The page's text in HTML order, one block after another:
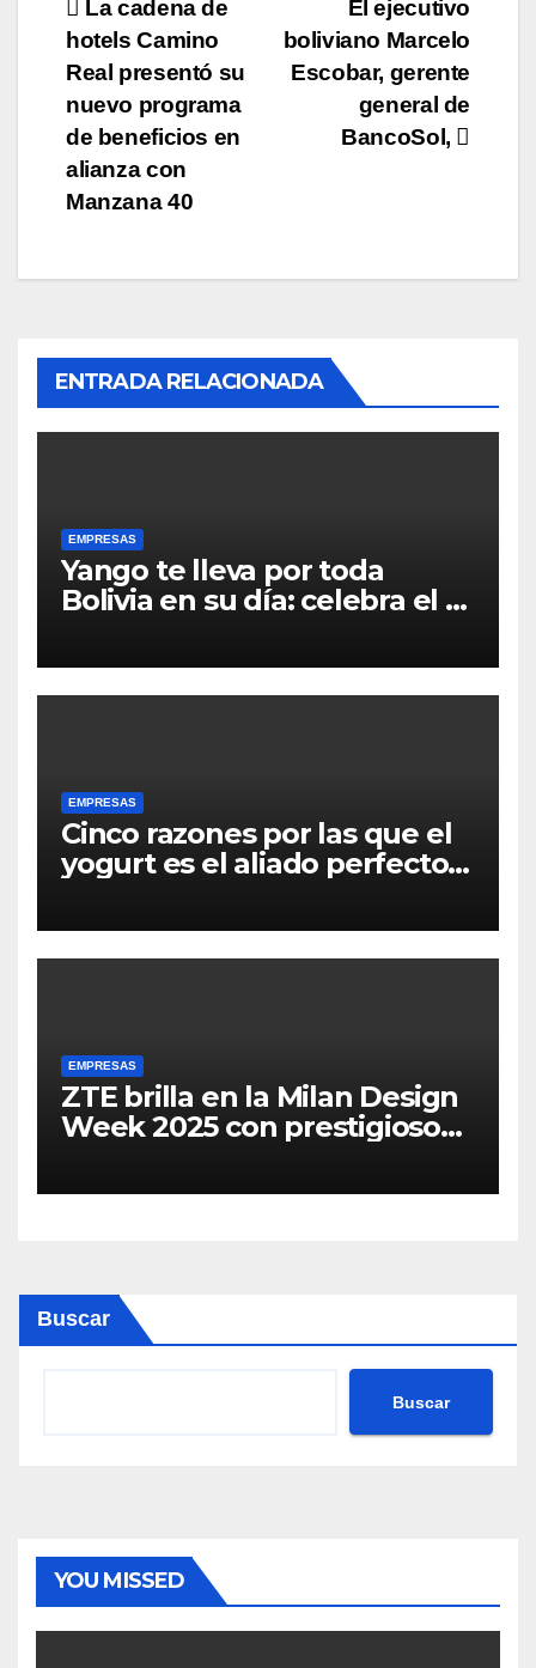
Navegación
de
entradas
El ejecutivo
boliviano Marcelo
Escobar, gerente
general de
BancoSol,
La cadena de
hotels Camino
Real presentó su
nuevo programa
de beneficios en
alianza con
Manzana 40
ENTRADA RELACIONADA
EMPRESAS
Yango te lleva por toda
Bolivia en su día: celebra el 6
ciudad
EMPRESAS
Cinco razones por las que el
yogurt es el aliado perfecto
saludable y sin
complicaciones
EMPRESAS
ZTE brilla en la Milan Design
Week 2025 con prestigiosos
diseño
Buscar
Buscar
YOU MISSED